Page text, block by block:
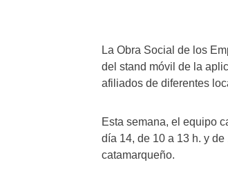
La Obra Social de los
del stand móvil de la
afiliados de diferentes
Esta semana, el equipo
día 14, de 10 a 13 h. y
catamarqueño.